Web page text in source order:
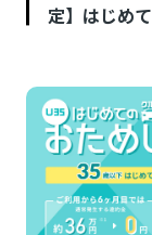
定】はじめ